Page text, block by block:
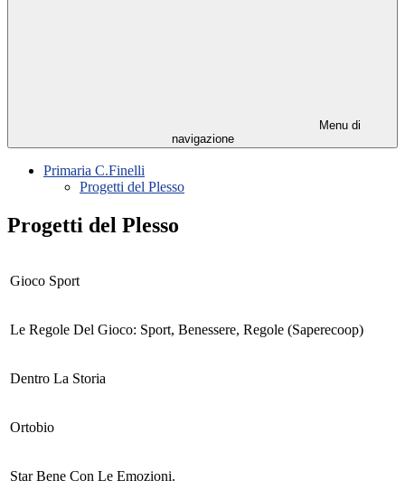
Menu di
navigazione
Primaria C.Finelli
Progetti del Plesso
Progetti del Plesso
Gioco Sport
Le Regole Del Gioco: Sport, Benessere, Regole (Saperecoop)
Dentro La Storia
Ortobio
Star Bene Con Le Emozioni.